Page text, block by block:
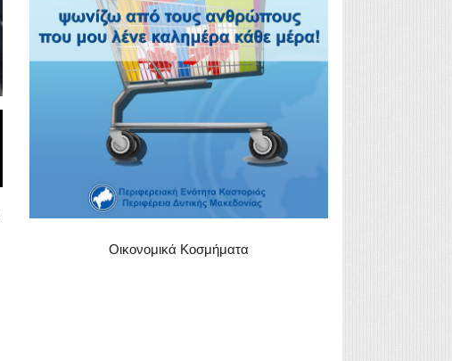
Οικονομικά Κοσμήματα